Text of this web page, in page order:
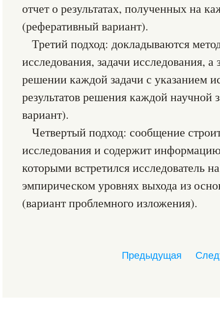
отчет о результатах, полученных на
(реферативный вариант).
Третий подход: докладываются
исследования, задачи исследования,
решении каждой задачи с указанием
результатов решения каждой научной
вариант).
Четвертый подход: сообщение
исследования и содержит
которыми встретился исследователь
эмпирическом уровнях выхода из
(вариант проблемного изложения).
Предыдущая